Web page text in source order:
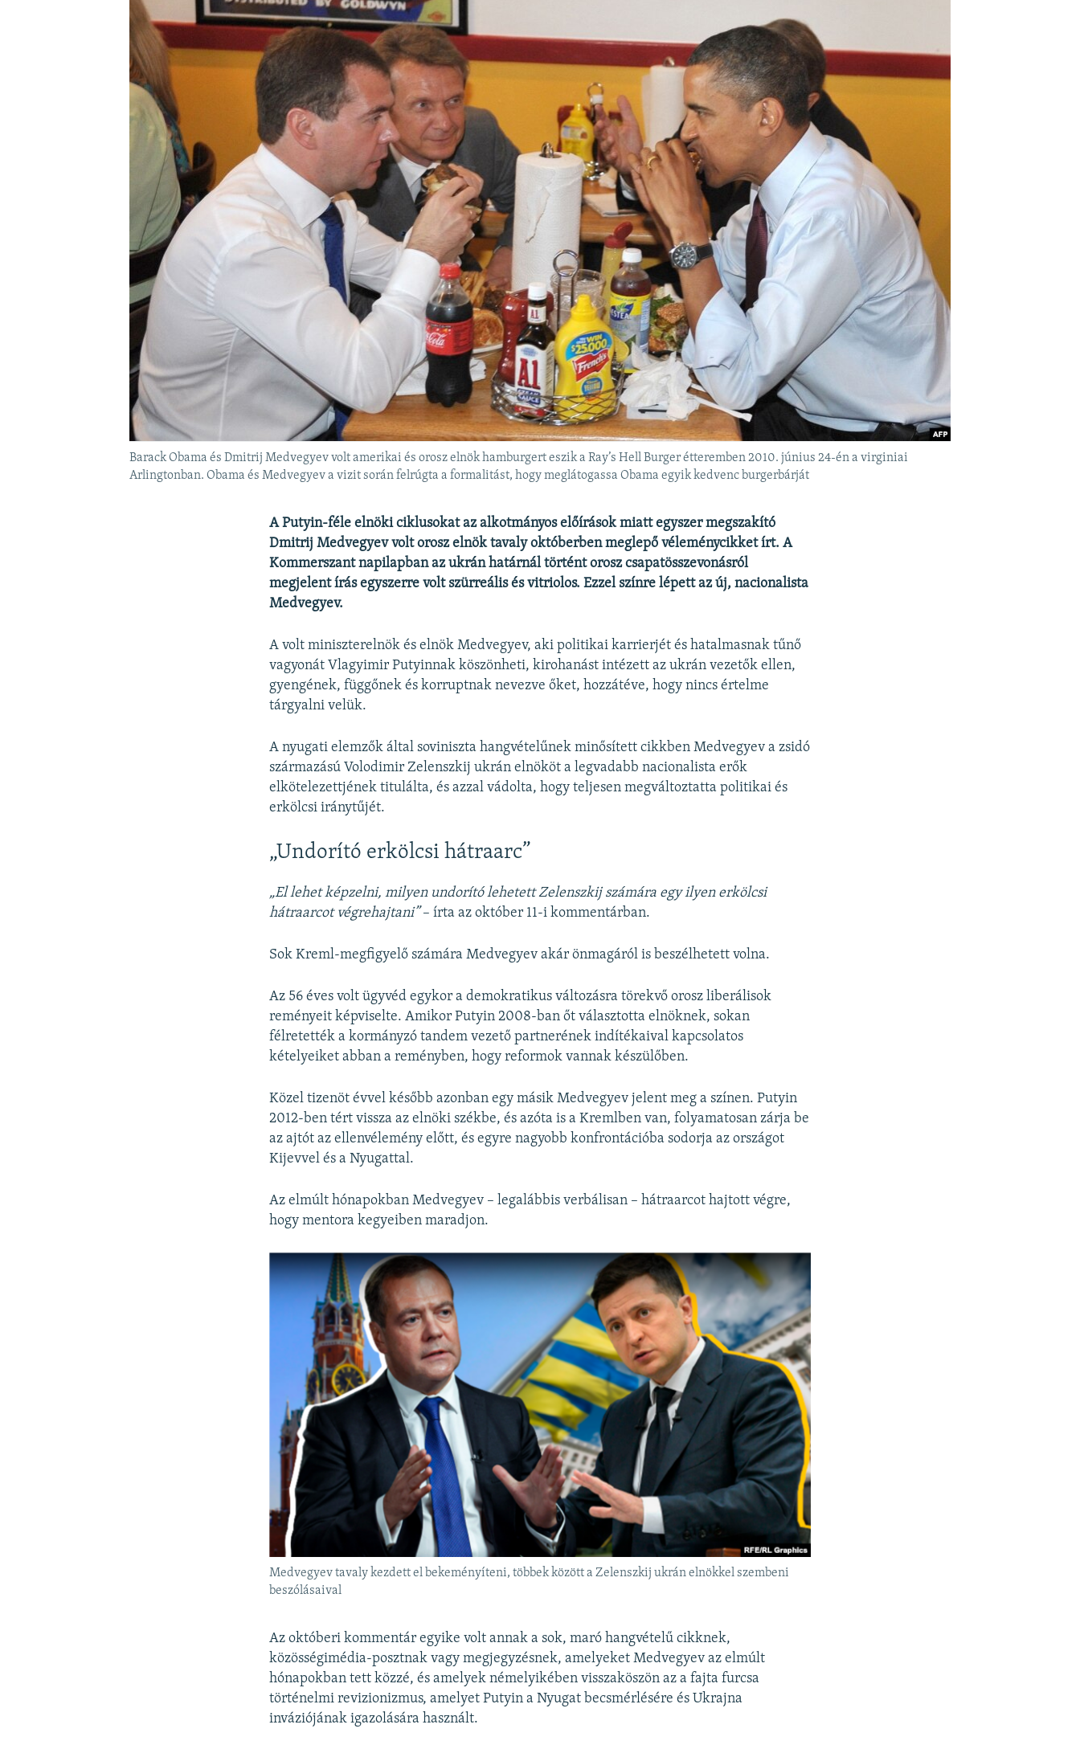
A MÚLT TANULSÁGAI
Barack Obama és Dmitrij Medvegyev volt amerikai és orosz elnök hamburgert eszik a Ray’s Hell Burger étteremben 2010. június 24-én a virginiai
Arlingtonban. Obama és Medvegyev a vizit során felrúgta a formalitást, hogy meglátogassa Obama egyik kedvenc burgerbárját
A Putyin-féle elnöki ciklusokat az alkotmányos előírások miatt egyszer megszakító
Dmitrij Medvegyev volt orosz elnök tavaly októberben meglepő véleménycikket írt. A
Kommerszant napilapban az ukrán határnál történt orosz csapatösszevonásról
megjelent írás egyszerre volt szürreális és vitriolos. Ezzel színre lépett az új, nacionalista
Medvegyev.
A volt miniszterelnök és elnök Medvegyev, aki politikai karrierjét és hatalmasnak tűnő
vagyonát Vlagyimir Putyinnak köszönheti, kirohanást intézett az ukrán vezetők ellen,
gyengének, függőnek és korruptnak nevezve őket, hozzátéve, hogy nincs értelme
tárgyalni velük.
A nyugati elemzők által soviniszta hangvételűnek minősített cikkben Medvegyev a zsidó
származású Volodimir Zelenszkij ukrán elnököt a legvadabb nacionalista erők
elkötelezettjének titulálta, és azzal vádolta, hogy teljesen megváltoztatta politikai és
erkölcsi iránytűjét.
„Undorító erkölcsi hátraarc”
„El lehet képzelni, milyen undorító lehetett Zelenszkij számára egy ilyen erkölcsi
hátraarcot végrehajtani”– írta az október 11-i kommentárban.
Sok Kreml-megfigyelő számára Medvegyev akár önmagáról is beszélhetett volna.
Az 56 éves volt ügyvéd egykor a demokratikus változásra törekvő orosz liberálisok
reményeit képviselte. Amikor Putyin 2008-ban őt választotta elnöknek, sokan
félretették a kormányzó tandem vezető partnerének indítékaival kapcsolatos
kételyeiket abban a reményben, hogy reformok vannak készülőben.
Közel tizenöt évvel később azonban egy másik Medvegyev jelent meg a színen. Putyin
2012-ben tért vissza az elnöki székbe, és azóta is a Kremlben van, folyamatosan zárja be
az ajtót az ellenvélemény előtt, és egyre nagyobb konfrontációba sodorja az országot
Kijevvel és a Nyugattal.
Az elmúlt hónapokban Medvegyev – legalábbis verbálisan – hátraarcot hajtott végre,
hogy mentora kegyeiben maradjon.
Medvegyev tavaly kezdett el bekeményíteni, többek között a Zelenszkij ukrán elnökkel szembeni
beszólásaival
Az októberi kommentár egyike volt annak a sok, maró hangvételű cikknek,
közösségimédia-posztnak vagy megjegyzésnek, amelyeket Medvegyev az elmúlt
hónapokban tett közzé, és amelyek némelyikében visszaköszön az a fajta furcsa
történelmi revizionizmus, amelyet Putyin a Nyugat becsmérlésére és Ukrajna
inváziójának igazolására használt.